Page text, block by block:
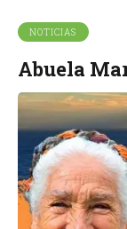
NOTICIAS
Abuela